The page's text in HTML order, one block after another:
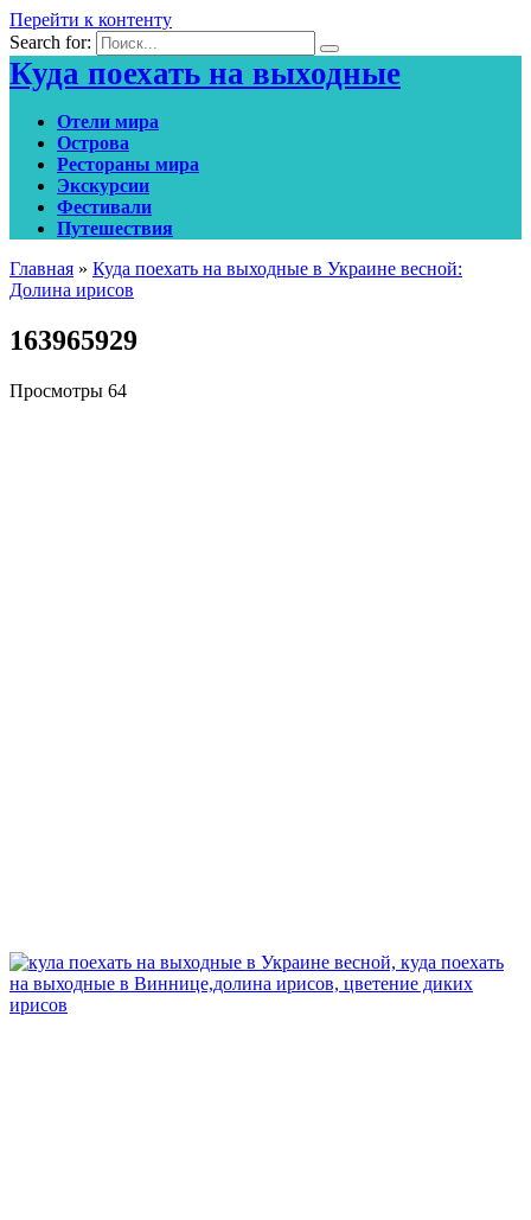
Перейти к контенту
Search for:
Куда поехать на выходные
Отели мира
Острова
Рестораны мира
Экскурсии
Фестивали
Путешествия
Главная » Куда поехать на выходные в Украине весной:
Долина ирисов
163965929
Просмотры 64